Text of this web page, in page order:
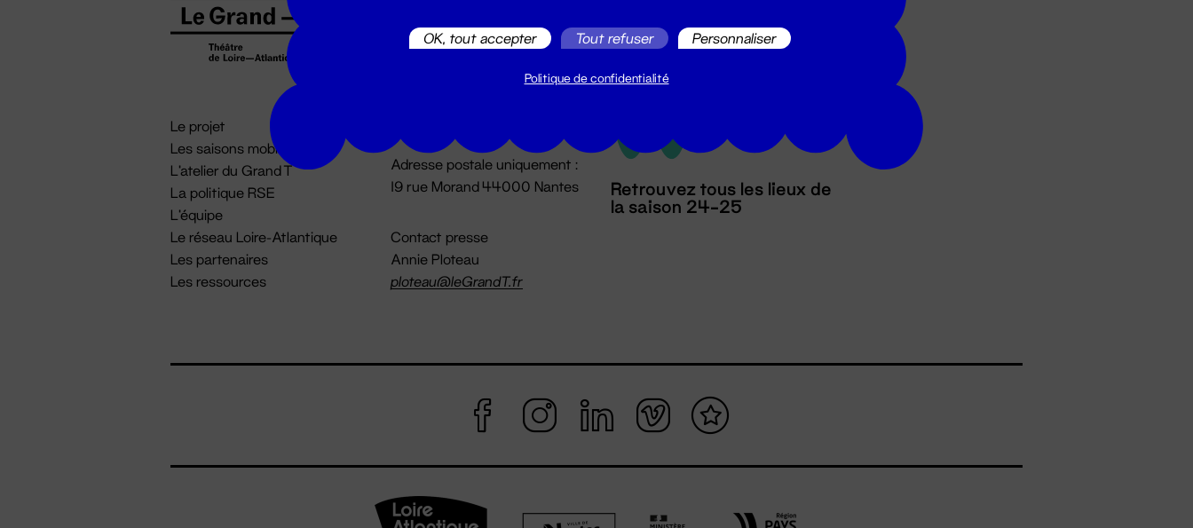
Le projet
Les saisons mobiles
L'atelier du Grand T
La politique RSE
L'équipe
Le réseau Loire-Atlantique
Les partenaires
Les ressources
02 51 88 25 25
billetterie@leGrandT.fr
Du lundi au vendredi 14h → 18h
Adresse postale uniquement :
19 rue Morand 44000 Nantes
Contact presse
Annie Ploteau
ploteau@leGrandT.fr
Retrouvez tous les lieux de
la saison 24-25
OK, tout accepter Tout refuser Personnaliser
Politique de confidentialité